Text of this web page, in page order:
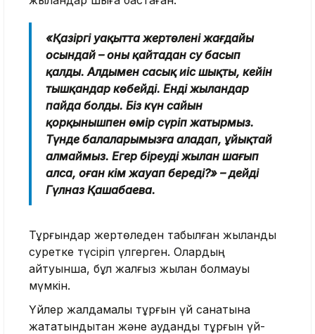
«Қазіргі уақытта жертөленің жағдайы
осындай – оны қайтадан су басып
қалды. Алдымен сасық иіс шықты, кейін
тышқандар көбейді. Енді жыландар
пайда болды. Біз күн сайын
қорқынышпен өмір сүріп жатырмыз.
Түнде балаларымызға алаңдап, ұйықтай
алмаймыз. Егер біреуді жылан шағып
алса, оған кім жауап береді?» – дейді
Гүлназ Қашабаева.
Тұрғындар жертөледен табылған жыланды
суретке түсіріп үлгерген. Олардың
айтуынша, бұл жалғыз жылан болмауы
мүмкін.
Үйлер жалдамалы тұрғын үй санатына
жататындықтан және аудандық тұрғын үй-